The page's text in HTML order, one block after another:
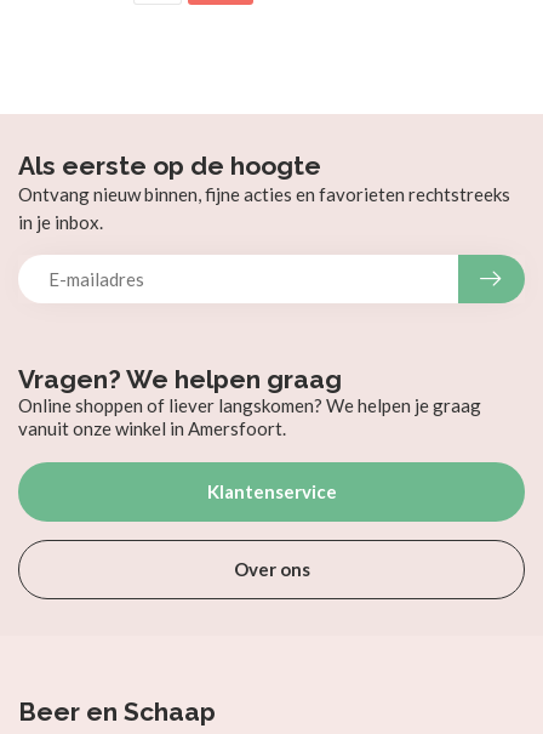
Vragen? We helpen graag
Online shoppen of liever langskomen? We helpen je graag
vanuit onze winkel in Amersfoort.
Klantenservice
Over ons
Als eerste op de hoogte
Ontvang nieuw binnen, fijne acties en favorieten rechtstreeks
in je inbox.
Beer en Schaap